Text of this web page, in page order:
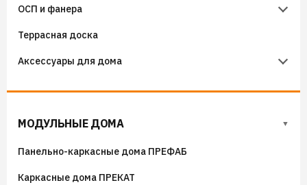
Гидроизоляция примыканий
ОСП и фанера
Фанера
ОСП (OSB) плиты
Террасная доска
Аксессуары для дома
МОДУЛЬНЫЕ ДОМА
Панельно-каркасные дома ПРЕФАБ
Каркасные дома ПРЕКАТ